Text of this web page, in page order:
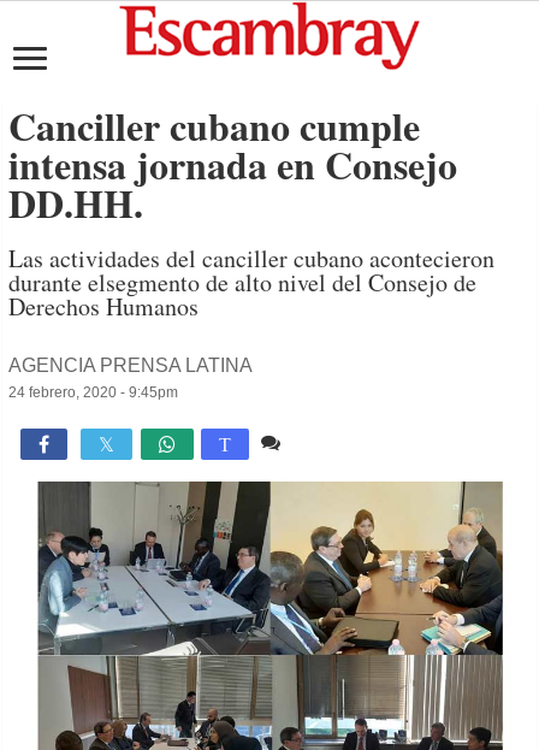
Canciller cubano cumple
intensa jornada en Consejo
DD.HH.
Las actividades del canciller cubano acontecieron
durante elsegmento de alto nivel del Consejo de
Derechos Humanos
AGENCIA PRENSA LATINA
24 febrero, 2020 - 9:45pm
 T